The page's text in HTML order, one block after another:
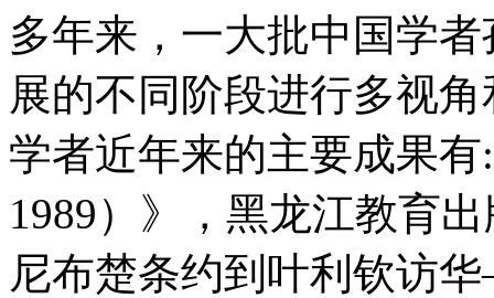
多年来，一大批中国学
展的不同阶段进行多视
学者近年来的主要成果
1989）》，黑龙江教育
尼布楚条约到叶利钦访